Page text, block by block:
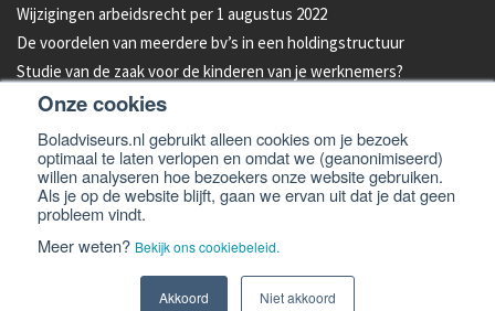
Onze cookies
Boladviseurs.nl gebruikt alleen cookies om je bezoek
optimaal te laten verlopen en omdat we (geanonimiseerd)
willen analyseren hoe bezoekers onze website gebruiken.
Als je op de website blijft, gaan we ervan uit dat je dat geen
probleem vindt.
Meer weten? Bekijk ons cookiebeleid.
Akkoord Niet akkoord
Wijzigingen arbeidsrecht per 1 augustus 2022
De voordelen van meerdere bv’s in een holdingstructuur
Studie van de zaak voor de kinderen van je werknemers?
Energielabel C vanaf 2023 verplicht voor kantoren
Aandelen van je bedrijf overdragen aan je kind: hoe werkt dat?
Bleeders omzetten in feeders: zo doe je dat!
© 2026 - Bol Adviseurs Algemene voorwaarden
Website